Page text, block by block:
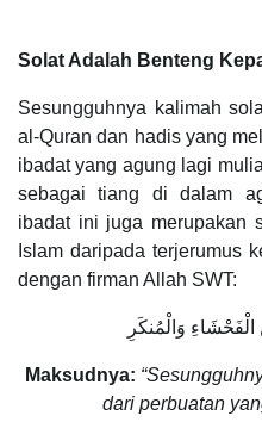
Solat Adalah Benteng
Sesungguhnya kalimah
al-Quran dan hadis yang
ibadat yang agung lagi
sebagai tiang di dalam
ibadat ini juga merupakan
Islam daripada terjerumus
dengan firman Allah SWT:
Maksudnya:
dari perbuatan